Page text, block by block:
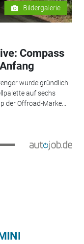
Bildergalerie
Compass
wurde gründlich
auf sechs
der Offroad-Marke...